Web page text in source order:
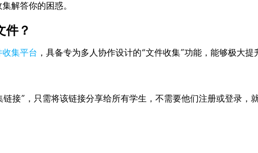
集解答你的困惑。
件？
集平台 ，具备专为多人协作设计的“文件收集”功能，能够极大
接”，只需将该链接分享给所有学生，不需要他们注册或登录，